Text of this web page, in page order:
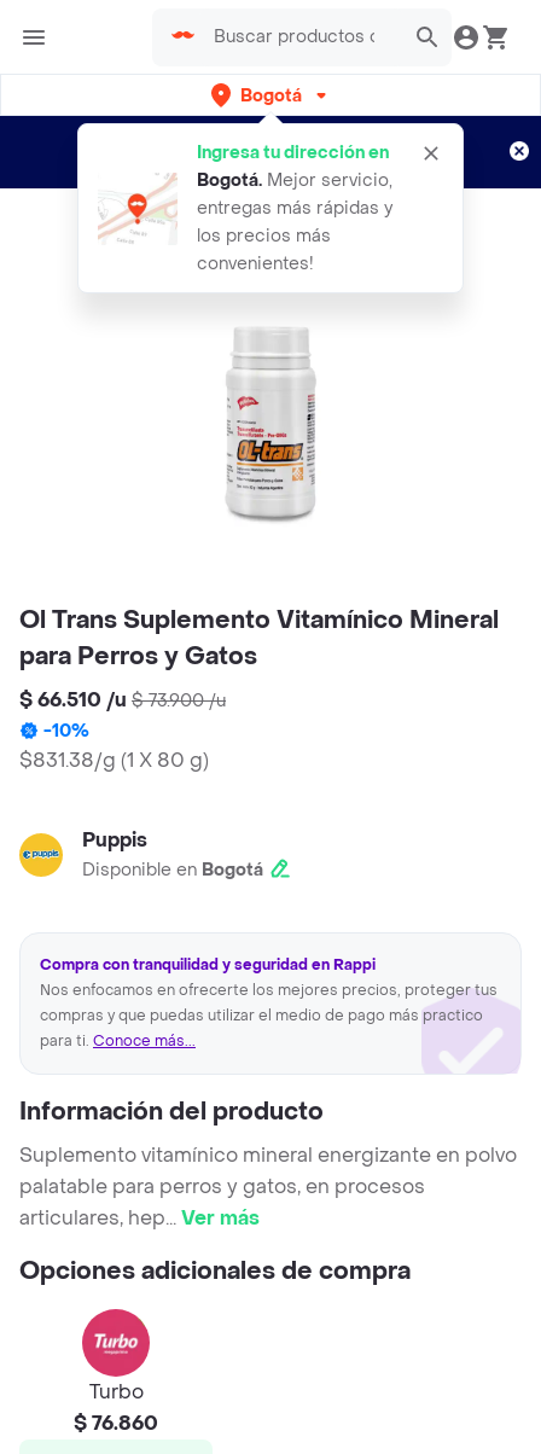
Bogotá
Ingresa tu dirección en
Bogotá. Mejor servicio,
entregas más rápidas y
los precios más
convenientes!
envíos gratis por semanas
Aplican TyC
Ol Trans Suplemento Vitamínico Mineral
para Perros y Gatos
$ 66.510 /u $ 73.900/u
-10%
$831.38/g (1 X 80 g)
Puppis
Disponible en Bogotá
Compra con tranquilidad y seguridad en Rappi
Nos enfocamos en ofrecerte los mejores precios, proteger tus
compras y que puedas utilizar el medio de pago más practico
para ti. Conoce más...
Información del producto
Suplemento vitamínico mineral energizante en polvo
palatable para perros y gatos, en procesos
articulares, hep...Ver más
Opciones adicionales de compra
Turbo
$ 76.860